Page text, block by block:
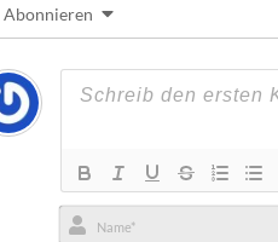
Abonnieren